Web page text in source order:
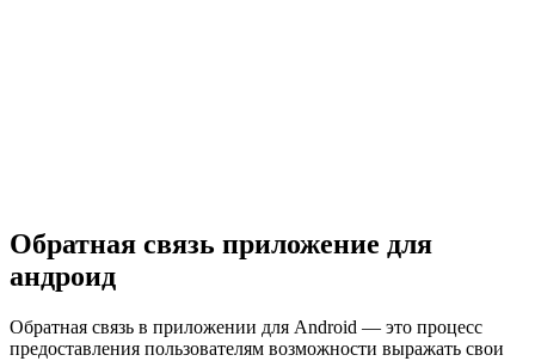
Обратная связь приложение для
андроид
Обратная связь в приложении для Android — это процесс
предоставления пользователям возможности выражать свои